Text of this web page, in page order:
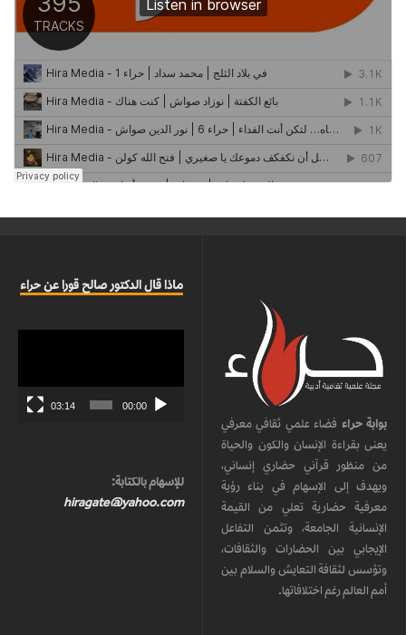
بوابة حراء فضاء علمي ثقافي معرفي
يعنى بقراءة الإنسان والكون والحياة
من منظور قرآني حضاري إنساني،
ويهدف إلى الإسهام في بناء رؤية
معرفية حضارية تعلي من القيمة
الإنسانية الجامعة، وتثمن التفاعل
الإيجابي بين الحضارات والثقافات،
وتؤسس لثقافة التعايش والسلام بين
أمم العالم رغم اختلافاتها.
ماذا قال الدكتور صالح قورا عن حراء
00:00
03:14
للإسهام بالكتابة:
hiragate@yahoo.com